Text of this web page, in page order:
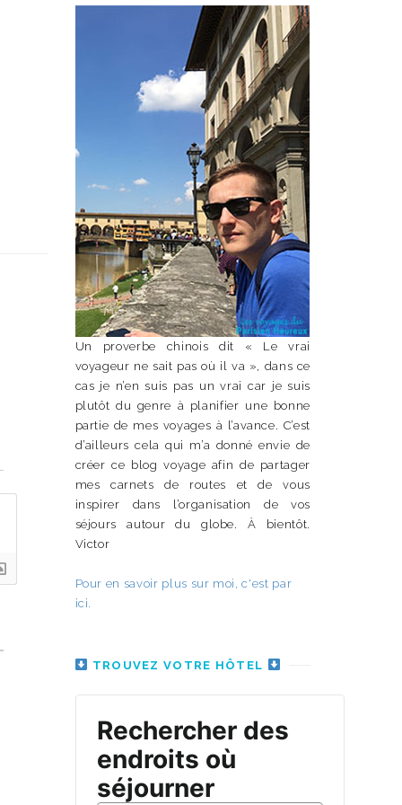
Un proverbe chinois dit « Le vrai
voyageur ne sait pas où il va », dans ce
cas je n’en suis pas un vrai car je suis
plutôt du genre à planifier une bonne
partie de mes voyages à l’avance. C’est
d’ailleurs cela qui m’a donné envie de
créer ce blog voyage afin de partager
mes carnets de routes et de vous
inspirer dans l’organisation de vos
séjours autour du globe. À bientôt.
Victor
Pour en savoir plus sur moi, c'est par
ici.
TROUVEZ VOTRE HÔTEL